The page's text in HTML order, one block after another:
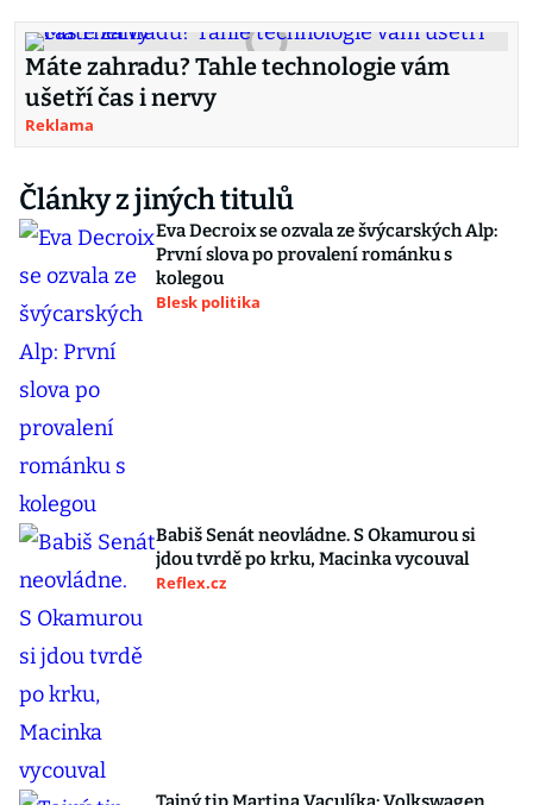
Máte zahradu? Tahle technologie vám
ušetří čas i nervy
Reklama
Články z jiných titulů
Eva Decroix se ozvala ze švýcarských Alp:
První slova po provalení románku s
kolegou
Blesk politika
Babiš Senát neovládne. S Okamurou si
jdou tvrdě po krku, Macinka vycouval
Reflex.cz